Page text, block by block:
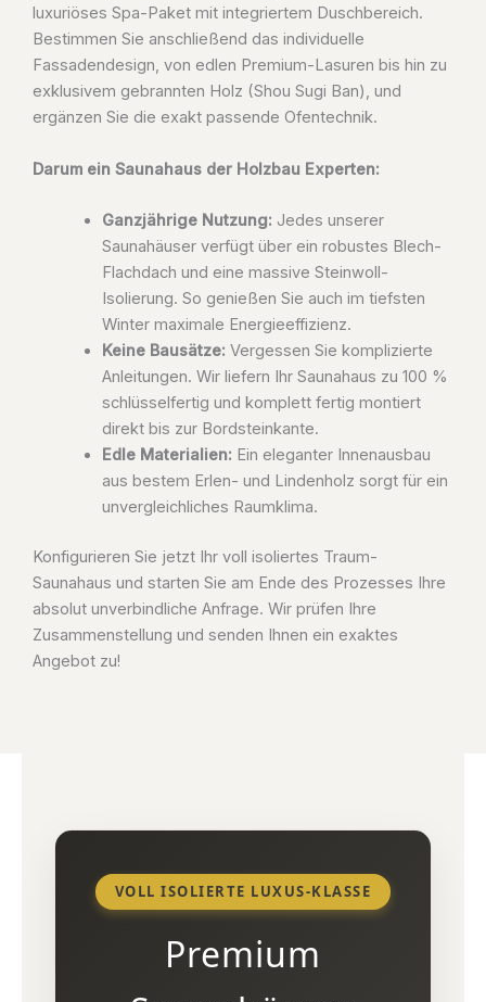
luxuriöses Spa-Paket mit integriertem Duschbereich.
Bestimmen Sie anschließend das individuelle
Fassadendesign, von edlen Premium-Lasuren bis hin zu
exklusivem gebrannten Holz (Shou Sugi Ban), und
ergänzen Sie die exakt passende Ofentechnik.
Darum ein Saunahaus der Holzbau Experten:
Ganzjährige Nutzung: Jedes unserer
Saunahäuser verfügt über ein robustes Blech-
Flachdach und eine massive Steinwoll-
Isolierung. So genießen Sie auch im tiefsten
Winter maximale Energieeffizienz.
Keine Bausätze: Vergessen Sie komplizierte
Anleitungen. Wir liefern Ihr Saunahaus zu 100 %
schlüsselfertig und komplett fertig montiert
direkt bis zur Bordsteinkante.
Edle Materialien: Ein eleganter Innenausbau
aus bestem Erlen- und Lindenholz sorgt für ein
unvergleichliches Raumklima.
Konfigurieren Sie jetzt Ihr voll isoliertes Traum-
Saunahaus und starten Sie am Ende des Prozesses Ihre
absolut unverbindliche Anfrage. Wir prüfen Ihre
Zusammenstellung und senden Ihnen ein exaktes
Angebot zu!
VOLL ISOLIERTE LUXUS-KLASSE
Premium